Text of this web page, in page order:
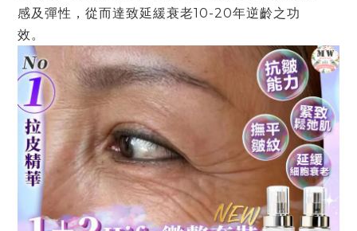
感及彈性，從⽽達致延緩衰老10-20年逆齡之功
效。